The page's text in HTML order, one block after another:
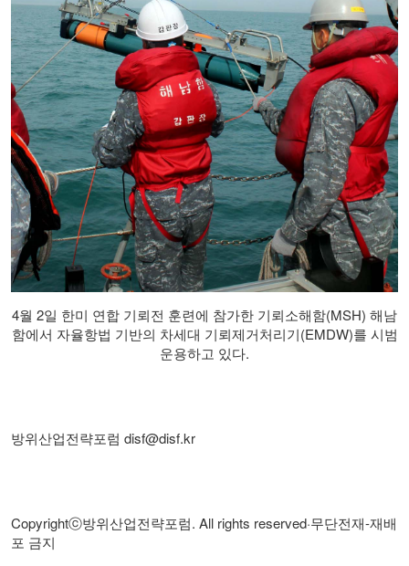
4월 2일 한미 연합 기뢰전 훈련에 참가한 기뢰소해함(MSH) 해남
함에서 자율항법 기반의 차세대 기뢰제거처리기(EMDW)를 시범
운용하고 있다.
방위산업전략포럼 disf@disf.kr
Copyrightⓒ방위산업전략포럼. All rights reserved·무단전재-재배
포 금지